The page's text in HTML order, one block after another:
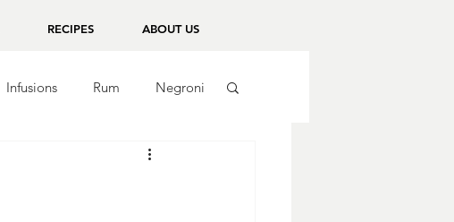
RECIPES ABOUT US
Infusions Rum Negroni